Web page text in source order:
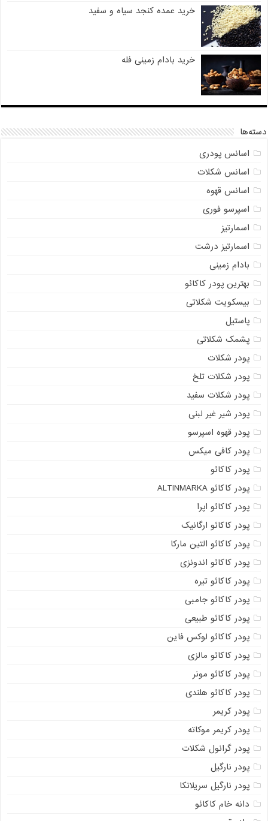
خرید عمده کنجد سیاه و سفید
خرید بادام زمینی فله
دسته‌ها
اسانس پودری
اسانس شکلات
اسانس قهوه
اسپرسو فوری
اسمارتیز
اسمارتیز درشت
بادام زمینی
بهترین پودر کاکائو
بیسکویت شکلاتی
پاستیل
پشمک شکلاتی
پودر شکلات
پودر شکلات تلخ
پودر شکلات سفید
پودر شیر غیر لبنی
پودر قهوه اسپرسو
پودر کافی میکس
پودر کاکائو
پودر کاکائو ALTINMARKA
پودر کاکائو اپرا
پودر کاکائو ارگانیک
پودر کاکائو التین مارکا
پودر کاکائو اندونزی
پودر کاکائو تیره
پودر کاکائو جامبی
پودر کاکائو طبیعی
پودر کاکائو لوکس فاین
پودر کاکائو مالزی
پودر کاکائو مونر
پودر کاکائو هلندی
پودر کریمر
پودر کریمر موکاته
پودر گرانول شکلات
پودر نارگیل
پودر نارگیل سریلانکا
دانه خام کاکائو